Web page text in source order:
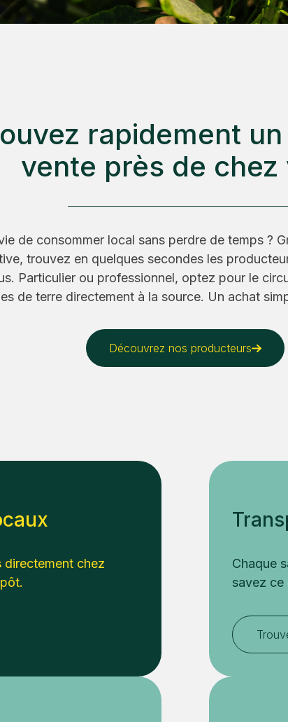
rapidement
vente près de chez
de consommer local sans perdre de temps ?
trouvez en quelques secondes les
Particulier ou professionnel, optez pour le
de terre directement à la source. Un achat
Découvrez nos producteurs
directement chez
Chaque
savez ce